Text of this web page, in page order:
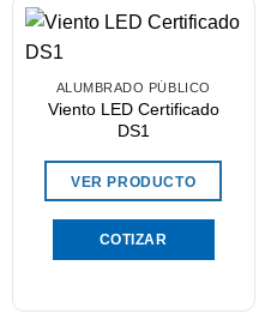
ALUMBRADO PÚBLICO
Viento LED Certificado
DS1
VER PRODUCTO
COTIZAR